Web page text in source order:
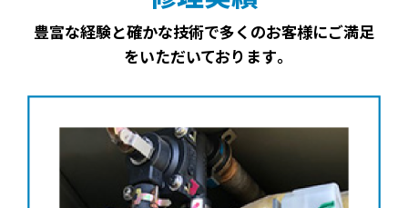
豊富な経験と確かな技術で多くのお客様にご満足
をいただいております｡